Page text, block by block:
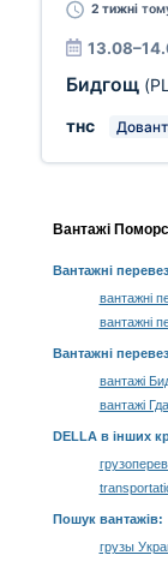
2 тижні
Бидгощ
тнс
Вантажі
Вантажні
вантажні
вантажні
Вантажні
вантажі
вантажі
DELLA в інших
Пошук вантажів:
грузы